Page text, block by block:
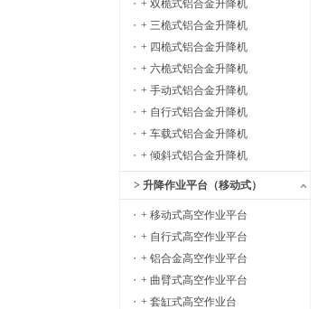
+ 双桅式铝合金升降机
+ 三桅式铝合金升降机
+ 四桅式铝合金升降机
+ 六桅式铝合金升降机
+ 手动式铝合金升降机
+ 自行式铝合金升降机
+ 车载式铝合金升降机
+ 倾斜式铝合金升降机
> 升降作业平台（移动式）
+ 移动式高空作业平台
+ 自行式高空作业平台
+ 铝合金高空作业平台
+ 曲臂式高空作业平台
+ 套缸式高空作业台